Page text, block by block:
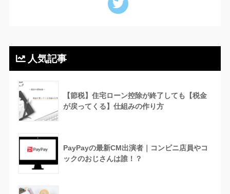
人気記事
【節税】住宅ローン控除が終了しても【税金
が戻ってくる】仕組みの作り方
PayPayの最新CM出演者｜コンビニ店員やコ
ックのおじさんは誰！？